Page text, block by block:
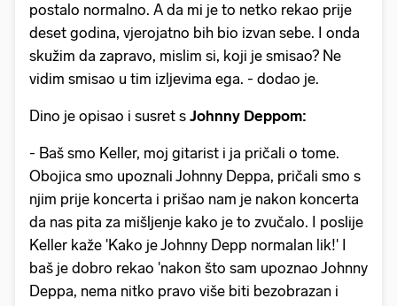
postalo normalno. A da mi je to netko rekao prije
deset godina, vjerojatno bih bio izvan sebe. I onda
skužim da zapravo, mislim si, koji je smisao? Ne
vidim smisao u tim izljevima ega. - dodao je.
Dino je opisao i susret s Johnny Deppom:
- Baš smo Keller, moj gitarist i ja pričali o tome.
Obojica smo upoznali Johnny Deppa, pričali smo s
njim prije koncerta i prišao nam je nakon koncerta
da nas pita za mišljenje kako je to zvučalo. I poslije
Keller kaže 'Kako je Johnny Depp normalan lik!' I
baš je dobro rekao 'nakon što sam upoznao Johnny
Deppa, nema nitko pravo više biti bezobrazan i